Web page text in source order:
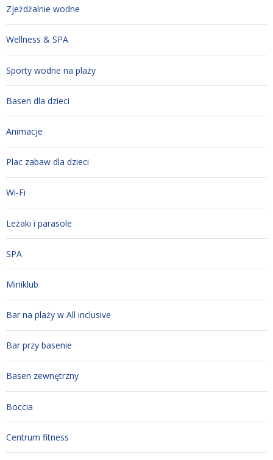
Zjeżdżalnie wodne
Wellness & SPA
Sporty wodne na plaży
Basen dla dzieci
Animacje
Plac zabaw dla dzieci
Wi-Fi
Leżaki i parasole
SPA
Miniklub
Bar na plaży w All inclusive
Bar przy basenie
Basen zewnętrzny
Boccia
Centrum fitness